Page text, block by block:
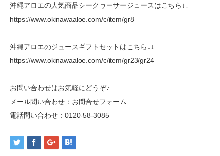
沖縄アロエの人気商品シークヮーサージュースはこちら↓↓
https://www.okinawaaloe.com/c/item/gr8
沖縄アロエのジュースギフトセットはこちら↓↓
https://www.okinawaaloe.com/c/item/gr23/gr24
お問い合わせはお気軽にどうぞ♪
メール問い合わせ： お問合せフォーム
電話問い合わせ： 0120-58-3085